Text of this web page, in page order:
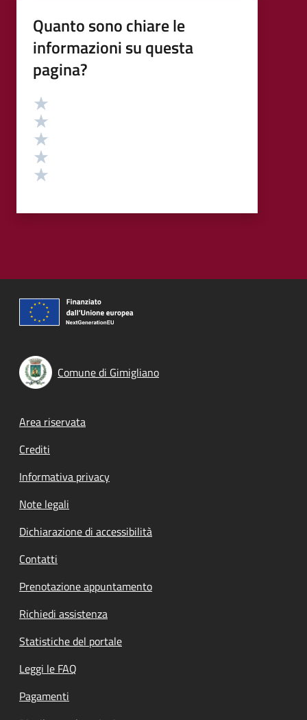
Quanto sono chiare le
informazioni su questa
pagina?
Valutazione
Comune di Gimigliano
Footer menu
Area riservata
Crediti
Informativa privacy
Note legali
Dichiarazione di accessibilità
Contatti
Prenotazione appuntamento
Richiedi assistenza
Statistiche del portale
Leggi le FAQ
Pagamenti